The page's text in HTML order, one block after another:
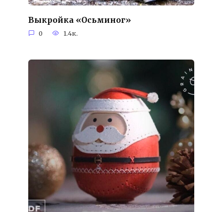
Выкройка «Осьминог»
0 1.4к.